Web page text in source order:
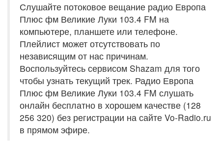
Слушайте потоковое вещание радио Европа
Плюс фм Великие Луки 103.4 FM на
компьютере, планшете или телефоне.
Плейлист может отсутствовать по
независящим от нас причинам.
Воспользуйтесь сервисом Shazam для того
чтобы узнать текущий трек. Радио Европа
Плюс фм Великие Луки 103.4 FM слушать
онлайн бесплатно в хорошем качестве (128
256 320) без регистрации на сайте Vo-Radio.ru
в прямом эфире.